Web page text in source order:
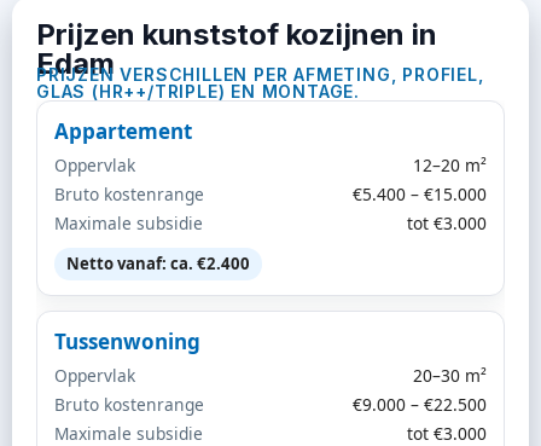
Prijzen kunststof kozijnen in
Edam
PRIJZEN VERSCHILLEN PER AFMETING, PROFIEL,
GLAS (HR++/TRIPLE) EN MONTAGE.
Appartement
Oppervlak
12–20 m²
Bruto kostenrange
€5.400 – €15.000
Maximale subsidie
tot €3.000
Netto vanaf: ca. €2.400
Tussenwoning
Oppervlak
20–30 m²
Bruto kostenrange
€9.000 – €22.500
Maximale subsidie
tot €3.000